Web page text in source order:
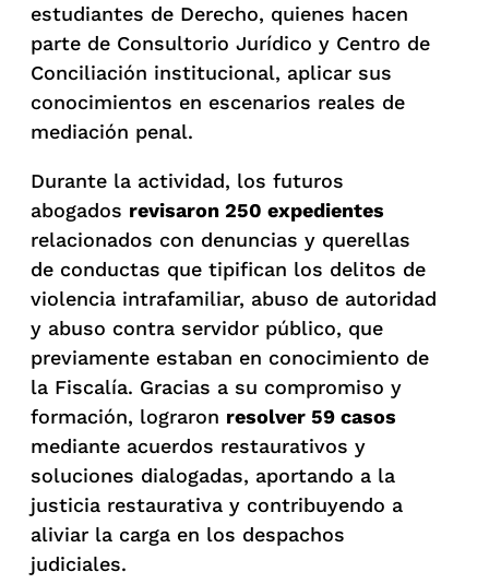
estudiantes de Derecho, quienes hacen
parte de Consultorio Jurídico y Centro de
Conciliación institucional, aplicar sus
conocimientos en escenarios reales de
mediación penal.
Durante la actividad, los futuros
abogados revisaron 250 expedientes
relacionados con denuncias y querellas
de conductas que tipifican los delitos de
violencia intrafamiliar, abuso de autoridad
y abuso contra servidor público, que
previamente estaban en conocimiento de
la Fiscalía. Gracias a su compromiso y
formación, lograron resolver 59 casos
mediante acuerdos restaurativos y
soluciones dialogadas, aportando a la
justicia restaurativa y contribuyendo a
aliviar la carga en los despachos
judiciales.